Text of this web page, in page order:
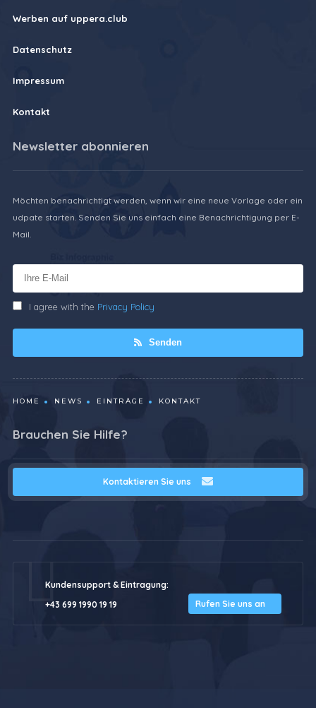
Werben auf uppera.club
Datenschutz
Impressum
Kontakt
Newsletter abonnieren
Möchten benachrichtigt werden, wenn wir eine neue Vorlage oder ein
udpate starten. Senden Sie uns einfach eine Benachrichtigung per E-
Mail.
I agree with the Privacy Policy
Senden
HOME NEWS EINTRÄGE KONTAKT
Brauchen Sie Hilfe?
Kontaktieren Sie uns
Kundensupport & Eintragung:
+43 699 1990 19 19
Rufen Sie uns an